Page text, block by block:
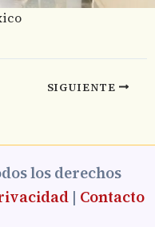
SIGUIENTE
los derechos
| Contacto